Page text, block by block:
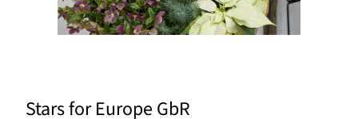
Stars for Europe GbR